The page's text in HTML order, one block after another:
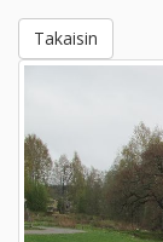
Takaisin